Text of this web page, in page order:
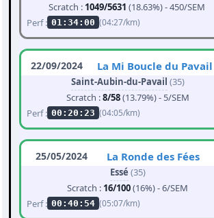
Scratch : 1049/5631 (18.63%) - 450/SEM
Perf : 01:34:00 (04:27/km)
22/09/2024 La Mi Boucle du Pavail
Saint-Aubin-du-Pavail (35)
Scratch :8/58(13.79%) - 5/SEM
Perf : 00:20:23 (04:05/km)
25/05/2024 La Ronde des Fées
Essé (35)
Scratch : 16/100(16%) - 6/SEM
Perf : 00:40:54 (05:07/km)